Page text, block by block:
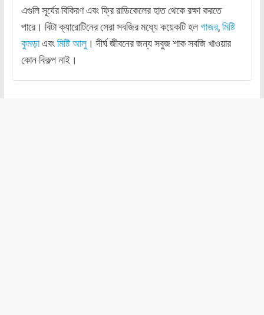
এগুলি সূর্যের বিকিরণ এবং ফ্রি রাডিকেলের হাত থেকে রক্ষা করতে
পারে। বিটা ক্যারোটিনের সেরা সবজির মধ্যে কয়েকটি হলগাজর,মিষ্টি
কুমড়াএবংমিষ্টি আলু। দীর্ঘ জীবনের জন্য সবুজ শাক সবজি খাওয়ার
কোন বিকল্প নাই।